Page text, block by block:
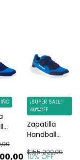
10% OFF
Zapatilla
Handball
Kourtfly Azul
$155.000,00
¡SUPER SALE!
40%OFF